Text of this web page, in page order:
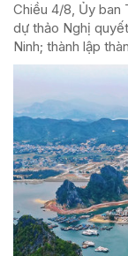
Chiều 4/8, Ủy ban
dự thảo Nghị
Ninh; thành lập